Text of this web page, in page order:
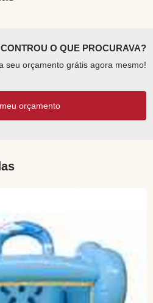
O QUE PROCURAVA?
seu orçamento grátis agora mesmo!
orçamento